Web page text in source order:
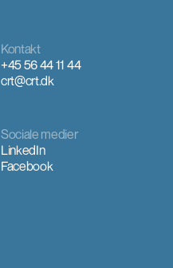
Kontakt
+45 56 44 11 44
crt@crt.dk
Sociale medier
LinkedIn
Facebook